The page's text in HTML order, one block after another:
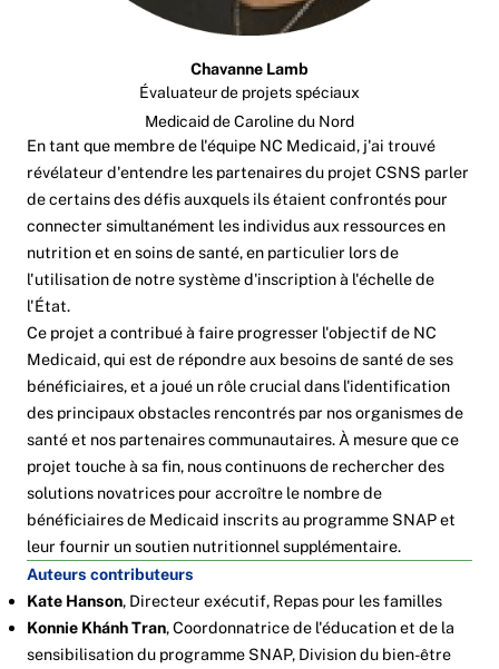
Chavanne Lamb
Évaluateur de projets spéciaux
Medicaid de Caroline du Nord
En tant que membre de l'équipe NC Medicaid, j'ai trouvé
révélateur d'entendre les partenaires du projet CSNS parler
de certains des défis auxquels ils étaient confrontés pour
connecter simultanément les individus aux ressources en
nutrition et en soins de santé, en particulier lors de
l'utilisation de notre système d'inscription à l'échelle de
l'État.
Ce projet a contribué à faire progresser l'objectif de NC
Medicaid, qui est de répondre aux besoins de santé de ses
bénéficiaires, et a joué un rôle crucial dans l'identification
des principaux obstacles rencontrés par nos organismes de
santé et nos partenaires communautaires. À mesure que ce
projet touche à sa fin, nous continuons de rechercher des
solutions novatrices pour accroître le nombre de
bénéficiaires de Medicaid inscrits au programme SNAP et
leur fournir un soutien nutritionnel supplémentaire.
Auteurs contributeurs
Kate Hanson, Directeur exécutif, Repas pour les familles
Konnie Khánh Tran, Coordonnatrice de l'éducation et de la
sensibilisation du programme SNAP, Division du bien-être